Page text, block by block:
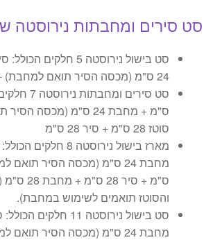
סט סירים ומחבתות נירוסטה
24 ס"מ (מכסה הסיר תואם למחבת) + סוטז 28 ס"מ
ס"מ + מחבת 24 ס"מ (מכסה
סוטז 28 ס"מ + סיר 28 ס"מ
ס"מ + סיר
והסוטז תואמים לשימוש במחבת).